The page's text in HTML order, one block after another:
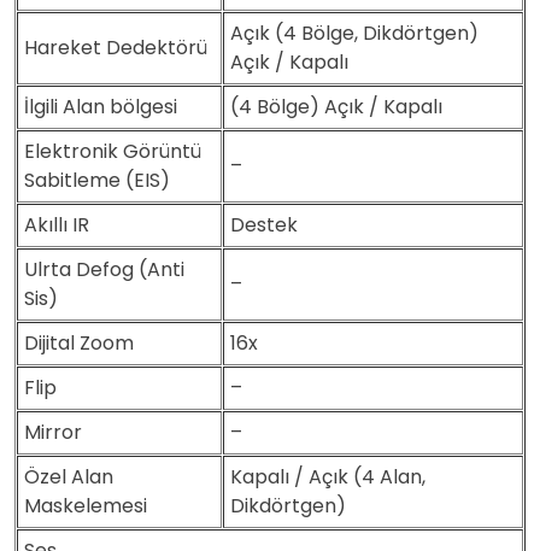
Hareket Dedektörü
Açık (4 Bölge, Dikdörtgen)
Açık / Kapalı
İlgili Alan bölgesi
(4 Bölge) Açık / Kapalı
Elektronik Görüntü
Sabitleme (EIS)
–
Akıllı IR
Destek
Ulrta Defog (Anti
Sis)
–
Dijital Zoom
16x
Flip
–
Mirror
–
Özel Alan
Maskelemesi
Kapalı / Açık (4 Alan,
Dikdörtgen)